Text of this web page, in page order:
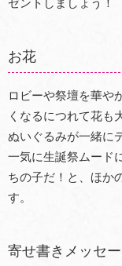
お花
ロビーや祭壇を華や
くなるにつれて花も
ぬいぐるみが一緒に
一気に生誕祭ムード
ちの子だ！と、ほか
す。
寄せ書きメッセ